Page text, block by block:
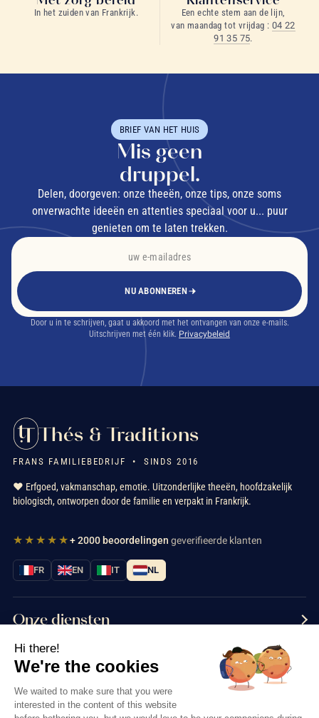
In het zuiden van Frankrijk.
Een echte stem aan de lijn,
van maandag tot vrijdag : 04 22
91 35 75.
BRIEF VAN HET HUIS
Mis geen
druppel.
Delen, doorgeven: onze theeën, onze tips, onze soms
onverwachte ideeën en attenties speciaal voor u... puur
genieten om te laten trekken.
NU ABONNEREN
Door u in te schrijven, gaat u akkoord met het ontvangen van onze e-mails.
Uitschrijven met één klik. Privacybeleid
Thés & Traditions
FRANS FAMILIEBEDRIJF • SINDS 2016
❤️ Erfgoed, vakmanschap, emotie. Uitzonderlijke theeën, hoofdzakelijk
biologisch, ontworpen door de familie en verpakt in Frankrijk.
★★★★★+ 2000 beoordelingen geverifieerde klanten
FR EN IT NL
Onze diensten
Informatie
Neem contact met ons op
Hi there!
We're the cookies
We waited to make sure that you were
interested in the content of this website